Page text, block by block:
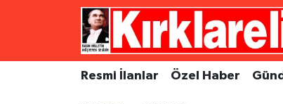
Resmi İlanlar Özel Haber
Resmi İlanlar
Merkez Nöbetçi Eczaneler